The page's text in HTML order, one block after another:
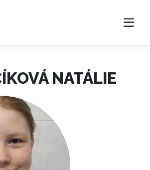
NATÁLIE